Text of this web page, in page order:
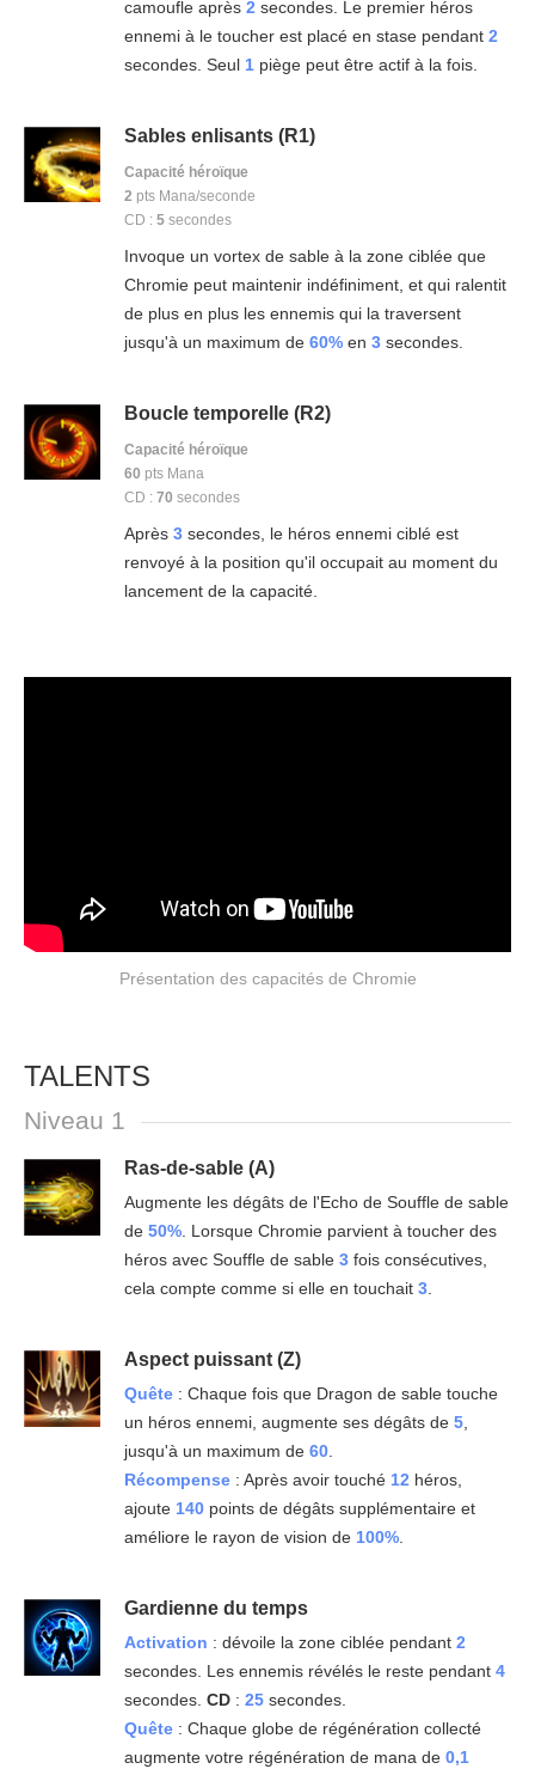
camoufle après 2 secondes. Le premier héros
ennemi à le toucher est placé en stase pendant 2
secondes. Seul 1piège peut être actif à la fois.
Sables enlisants (R1)
Capacité héroïque
2 pts Mana/seconde
CD : 5secondes
Invoque un vortex de sable à la zone ciblée que
Chromie peut maintenir indéfiniment, et qui ralentit
de plus en plus les ennemis qui la traversent
jusqu'à un maximum de 60%en 3secondes.
Boucle temporelle (R2)
Capacité héroïque
60 pts Mana
CD : 70 secondes
Après 3secondes, le héros ennemi ciblé est
renvoyé à la position qu'il occupait au moment du
lancement de la capacité.
Présentation des capacités de Chromie
TALENTS
Niveau 1
Ras-de-sable (A)
Augmente les dégâts de l'Echo de Souffle de sable
de 50%. Lorsque Chromie parvient à toucher des
héros avec Souffle de sable 3fois consécutives,
cela compte comme si elle en touchait 3.
Aspect puissant (Z)
Quête: Chaque fois que Dragon de sable touche
un héros ennemi, augmente ses dégâts de 5,
jusqu'à un maximum de 60.
Récompense: Après avoir touché 12 héros,
ajoute 140points de dégâts supplémentaire et
améliore le rayon de vision de 100%.
Gardienne du temps
Activation : dévoile la zone ciblée pendant 2
secondes. Les ennemis révélés le reste pendant 4
secondes. CD: 25secondes.
Quête: Chaque globe de régénération collecté
augmente votre régénération de mana de 0,1